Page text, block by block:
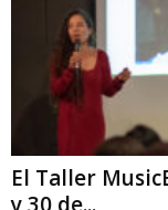
El Taller